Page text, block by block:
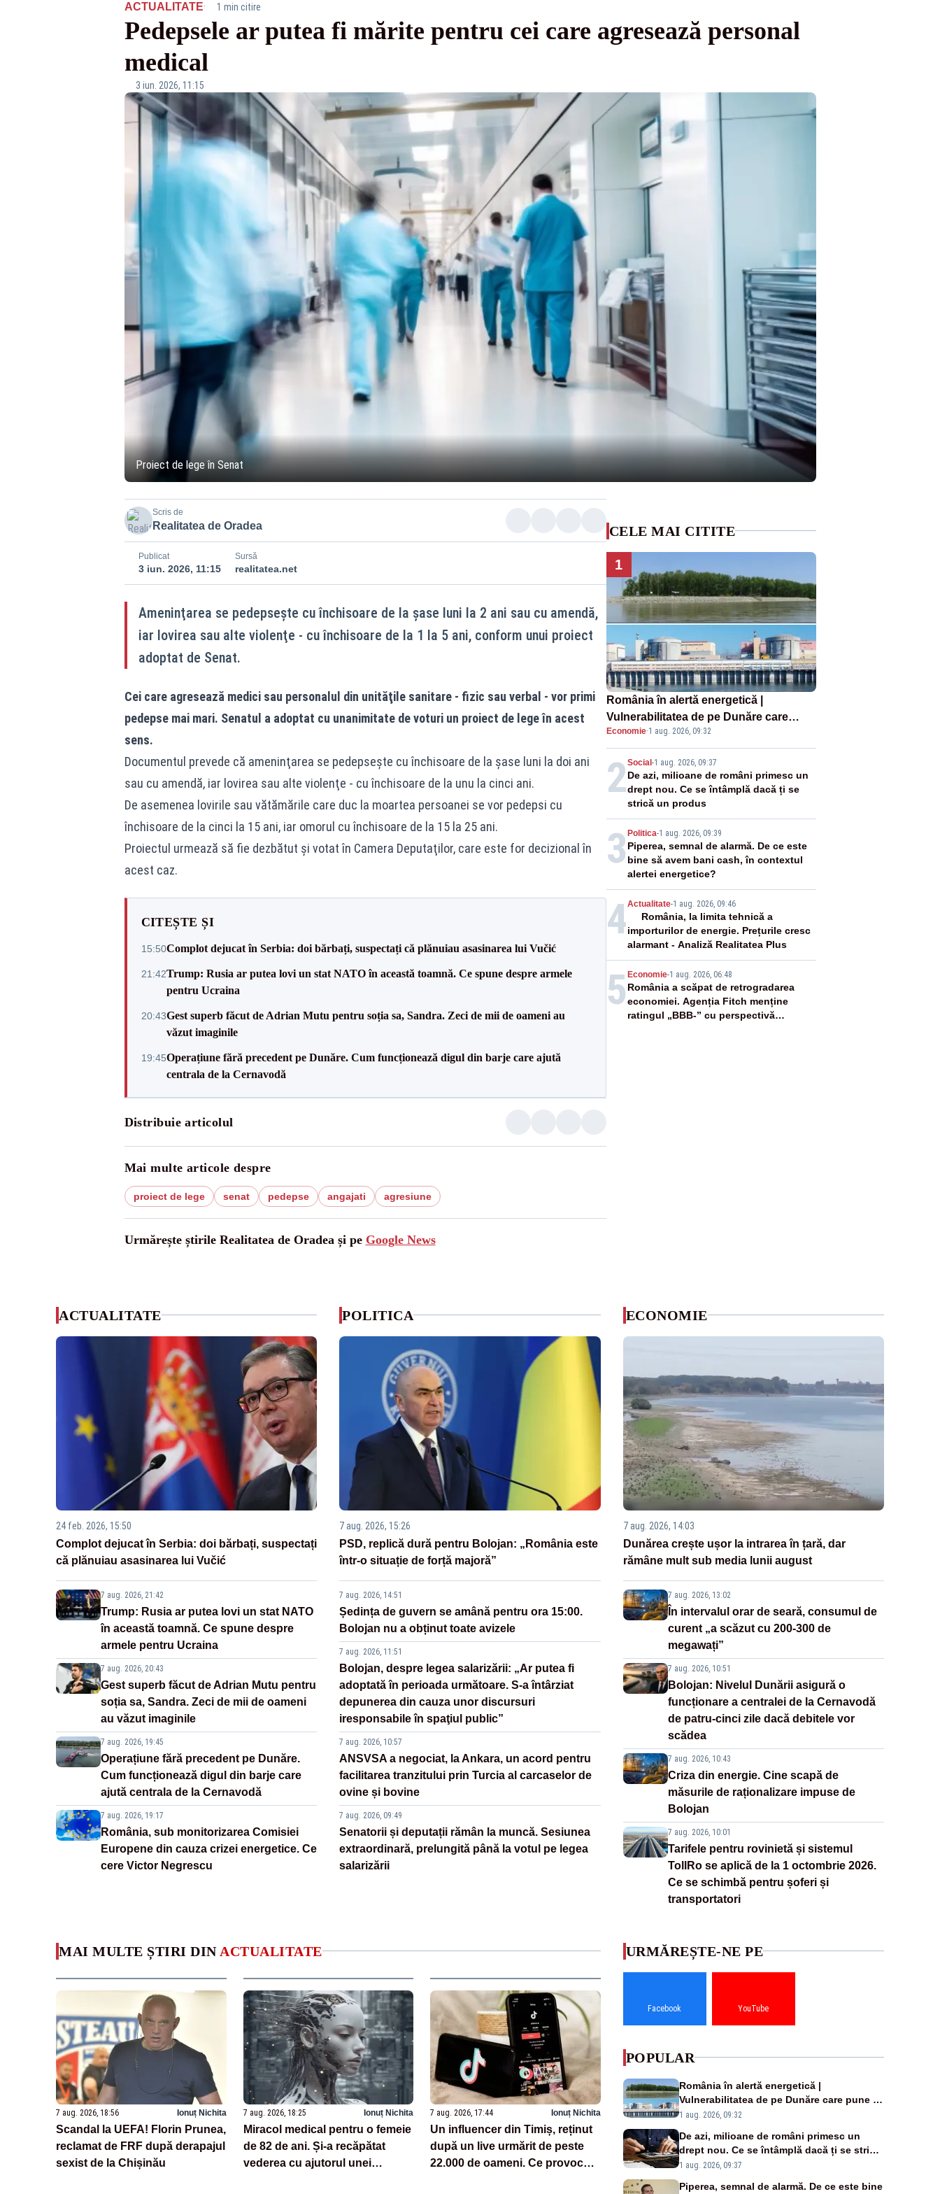
ACTUALITATE· 1 min citire
Pedepsele ar putea fi mărite pentru cei care agresează personal
medical
3 iun. 2026, 11:15
Proiect de lege în Senat
Scris de
Realitatea de Oradea
Publicat
3 iun. 2026, 11:15
Sursă
realitatea.net
Ameninţarea se pedepseşte cu închisoare de la șase luni la 2 ani sau cu amendă,
iar lovirea sau alte violenţe - cu închisoare de la 1 la 5 ani, conform unui proiect
adoptat de Senat.
Cei care agresează medici sau personalul din unităţile sanitare - fizic sau verbal - vor primi
pedepse mai mari. Senatul a adoptat cu unanimitate de voturi un proiect de lege în acest
sens.
Documentul prevede că ameninţarea se pedepseşte cu închisoare de la șase luni la doi ani
sau cu amendă, iar lovirea sau alte violenţe - cu închisoare de la unu la cinci ani.
De asemenea lovirile sau vătămările care duc la moartea persoanei se vor pedepsi cu
închisoare de la cinci la 15 ani, iar omorul cu închisoare de la 15 la 25 ani.
Proiectul urmează să fie dezbătut şi votat în Camera Deputaţilor, care este for decizional în
acest caz.
CITEȘTE ȘI
15:50Complot dejucat în Serbia: doi bărbați, suspectați că plănuiau asasinarea lui Vučić
21:42Trump: Rusia ar putea lovi un stat NATO în această toamnă. Ce spune despre armele
pentru Ucraina
20:43Gest superb făcut de Adrian Mutu pentru soția sa, Sandra. Zeci de mii de oameni au
văzut imaginile
19:45Operațiune fără precedent pe Dunăre. Cum funcționează digul din barje care ajută
centrala de la Cernavodă
Distribuie articolul
Mai multe articole despre
proiect de lege senat pedepse angajati agresiune
Urmărește știrile Realitatea de Oradea și pe Google News
CELE MAI CITITE
1
România în alertă energetică |
Vulnerabilitatea de pe Dunăre care
pune în pericol Centrala Cernavodă era
cunoscută de pe vremea lui Ceaușescu
Economie·1 aug. 2026, 09:32
2Social-1 aug. 2026, 09:37
De azi, milioane de români primesc un
drept nou. Ce se întâmplă dacă ți se
strică un produs
3 Politica-1 aug. 2026, 09:39
Piperea, semnal de alarmă. De ce este
bine să avem bani cash, în contextul
alertei energetice?
4Actualitate-1 aug. 2026, 09:46
România, la limita tehnică a
importurilor de energie. Prețurile cresc
alarmant - Analiză Realitatea Plus
5 Economie-1 aug. 2026, 06:48
România a scăpat de retrogradarea
economiei. Agenția Fitch menține
ratingul „BBB-” cu perspectivă
ACTUALITATE
24 feb. 2026, 15:50
Complot dejucat în Serbia: doi bărbați, suspectați
că plănuiau asasinarea lui Vučić
7 aug. 2026, 21:42
Trump: Rusia ar putea lovi un stat NATO
în această toamnă. Ce spune despre
armele pentru Ucraina
7 aug. 2026, 20:43
Gest superb făcut de Adrian Mutu pentru
soția sa, Sandra. Zeci de mii de oameni
au văzut imaginile
7 aug. 2026, 19:45
Operațiune fără precedent pe Dunăre.
Cum funcționează digul din barje care
ajută centrala de la Cernavodă
7 aug. 2026, 19:17
România, sub monitorizarea Comisiei
Europene din cauza crizei energetice. Ce
cere Victor Negrescu
POLITICA
7 aug. 2026, 15:26
PSD, replică dură pentru Bolojan: „România este
într-o situație de forță majoră”
7 aug. 2026, 14:51
Ședința de guvern se amână pentru ora 15:00.
Bolojan nu a obținut toate avizele
7 aug. 2026, 11:51
Bolojan, despre legea salarizării: „Ar putea fi
adoptată în perioada următoare. S-a întârziat
depunerea din cauza unor discursuri
iresponsabile în spaţiul public”
7 aug. 2026, 10:57
ANSVSA a negociat, la Ankara, un acord pentru
facilitarea tranzitului prin Turcia al carcaselor de
ovine și bovine
7 aug. 2026, 09:49
Senatorii și deputații rămân la muncă. Sesiunea
extraordinară, prelungită până la votul pe legea
salarizării
ECONOMIE
7 aug. 2026, 14:03
Dunărea crește ușor la intrarea în țară, dar
rămâne mult sub media lunii august
7 aug. 2026, 13:02
În intervalul orar de seară, consumul de
curent „a scăzut cu 200-300 de
megawați”
7 aug. 2026, 10:51
Bolojan: Nivelul Dunării asigură o
funcționare a centralei de la Cernavodă
de patru-cinci zile dacă debitele vor
scădea
7 aug. 2026, 10:43
Criza din energie. Cine scapă de
măsurile de raționalizare impuse de
Bolojan
7 aug. 2026, 10:01
Tarifele pentru rovinietă și sistemul
TollRo se aplică de la 1 octombrie 2026.
Ce se schimbă pentru șoferi și
transportatori
MAI MULTE ȘTIRI DIN ACTUALITATE
7 aug. 2026, 18:56 Ionuț Nichita
Scandal la UEFA! Florin Prunea,
reclamat de FRF după derapajul
sexist de la Chișinău
7 aug. 2026, 18:25 Ionuț Nichita
Miracol medical pentru o femeie
de 82 de ani. Și-a recăpătat
vederea cu ajutorul unei
7 aug. 2026, 17:44 Ionuț Nichita
Un influencer din Timiș, reținut
după un live urmărit de peste
22.000 de oameni. Ce provocări
URMĂREȘTE-NE PE
Facebook YouTube
POPULAR
România în alertă energetică |
Vulnerabilitatea de pe Dunăre care pune în
pericol Centrala Cernavodă era cunoscută
1 aug. 2026, 09:32
De azi, milioane de români primesc un
drept nou. Ce se întâmplă dacă ți se strică
un produs
1 aug. 2026, 09:37
Piperea, semnal de alarmă. De ce este bine